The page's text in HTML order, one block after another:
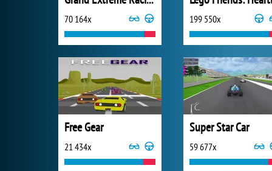
70 164x 199 550x
Free Gear
21 434x
Super Star Car
59 677x